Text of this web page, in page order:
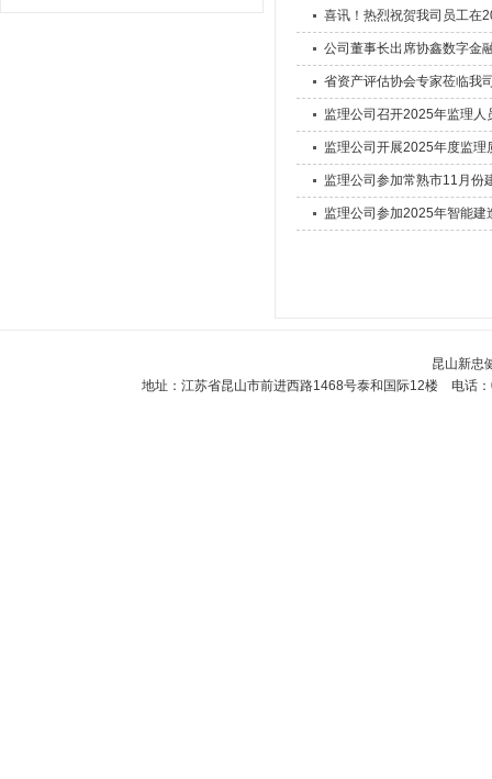
喜讯！热烈祝贺我司员工在
公司董事长出席协鑫数字金
省资产评估协会专家莅临我
监理公司召开2025年监理人
监理公司开展2025年度监
监理公司参加常熟市11月份
监理公司参加2025年智能建
昆山新忠
地址：江苏省昆山市前进西路1468号泰和国际12楼 电